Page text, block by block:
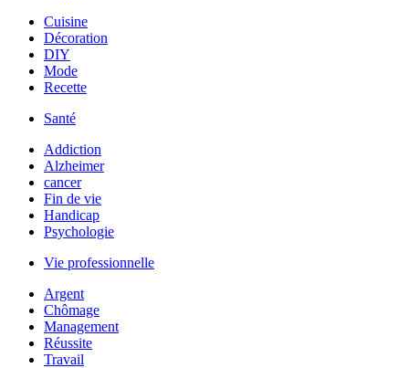
Cuisine
Décoration
DIY
Mode
Recette
Santé
Addiction
Alzheimer
cancer
Fin de vie
Handicap
Psychologie
Vie professionnelle
Argent
Chômage
Management
Réussite
Travail